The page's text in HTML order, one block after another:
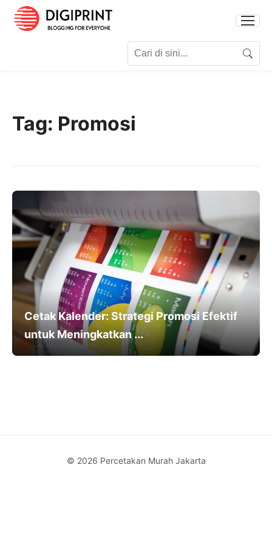
Search
Tag: Promosi
Cetak Kalender: Strategi Promosi Efektif
untuk Meningkatkan ...
© 2026 Percetakan Murah Jakarta